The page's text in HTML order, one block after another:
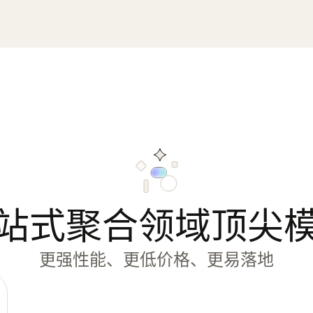
式聚合领域顶尖
更强性能、更低价格、更易落地